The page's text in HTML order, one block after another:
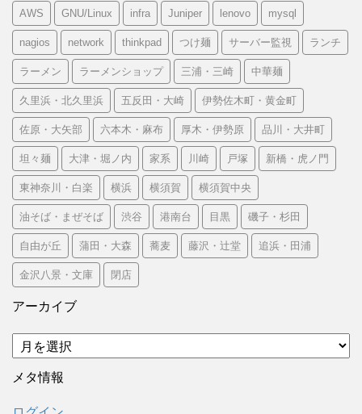
AWS GNU/Linux infra Juniper lenovo mysql
nagios network thinkpad つけ麺 サーバー監視 ランチ
ラーメン ラーメンショップ 三浦・三崎 中華麺
久里浜・北久里浜 五反田・大崎 伊勢佐木町・黄金町
佐原・大矢部 六本木・麻布 厚木・伊勢原 品川・大井町
坦々麺 大津・堀ノ内 家系 川崎 戸塚 新橋・虎ノ門
東神奈川・白楽 横浜 横須賀 横須賀中央
油そば・まぜそば 渋谷 港南台 目黒 磯子・杉田
自由が丘 蒲田・大森 蕎麦 藤沢・辻堂 追浜・田浦
金沢八景・文庫 閉店
アーカイブ
ア
ー
カ
ブ
メタ情報